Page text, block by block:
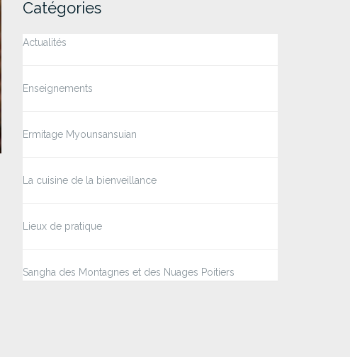
Catégories
Actualités
Enseignements
Ermitage Myounsansuian
La cuisine de la bienveillance
Lieux de pratique
Sangha des Montagnes et des Nuages Poitiers